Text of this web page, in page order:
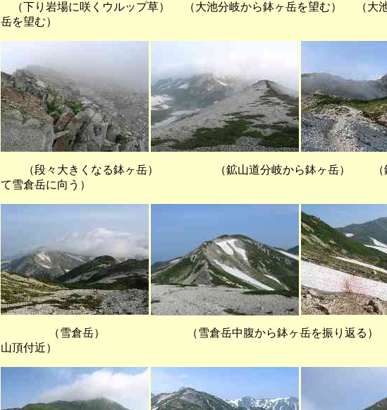
（下り岩場に咲くウルップ草） （大池分岐から鉢ヶ岳を望む） （大
岳を望む）
（段々大きくなる鉢ヶ岳） （鉱山道分岐から鉢ヶ岳） （鉢
て雪倉岳に向う）
（雪倉岳） （雪倉岳中腹から鉢ヶ岳を振り返る
山頂付近）